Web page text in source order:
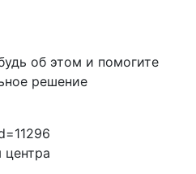
об этом и помогите
решение